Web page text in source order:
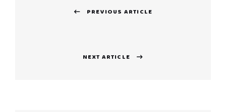
PREVIOUS ARTICLE
NEXT ARTICLE